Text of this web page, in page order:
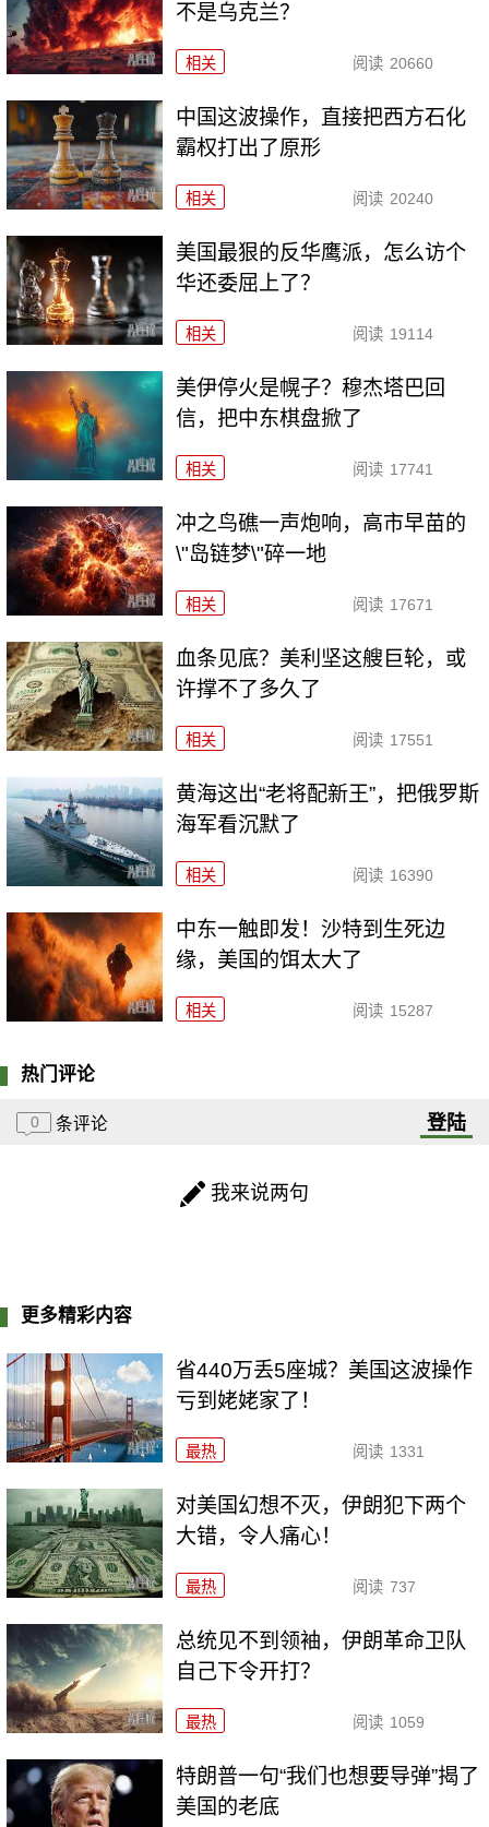
不是乌克兰？
相关 阅读 20660
中国这波操作，直接把西方石化
霸权打出了原形
相关 阅读 20240
美国最狠的反华鹰派，怎么访个
华还委屈上了？
相关 阅读 19114
美伊停火是幌子？穆杰塔巴回
信，把中东棋盘掀了
相关 阅读 17741
冲之鸟礁一声炮响，高市早苗的
\"岛链梦\"碎一地
相关 阅读 17671
血条见底？美利坚这艘巨轮，或
许撑不了多久了
相关 阅读 17551
黄海这出“老将配新王”，把俄罗斯
海军看沉默了
相关 阅读 16390
中东一触即发！沙特到生死边
缘，美国的饵太大了
相关 阅读 15287
热门评论
0 条评论 登陆
我来说两句
更多精彩内容
省440万丢5座城？美国这波操作
亏到姥姥家了！
最热 阅读 1331
对美国幻想不灭，伊朗犯下两个
大错，令人痛心！
最热 阅读 737
总统见不到领袖，伊朗革命卫队
自己下令开打？
最热 阅读 1059
特朗普一句“我们也想要导弹”揭了
美国的老底